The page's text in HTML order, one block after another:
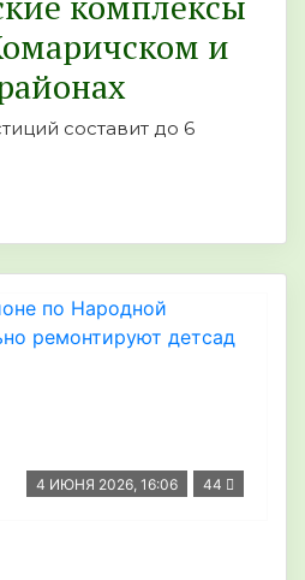
и
составит до 6
4 ИЮНЯ 2026, 16:06 44